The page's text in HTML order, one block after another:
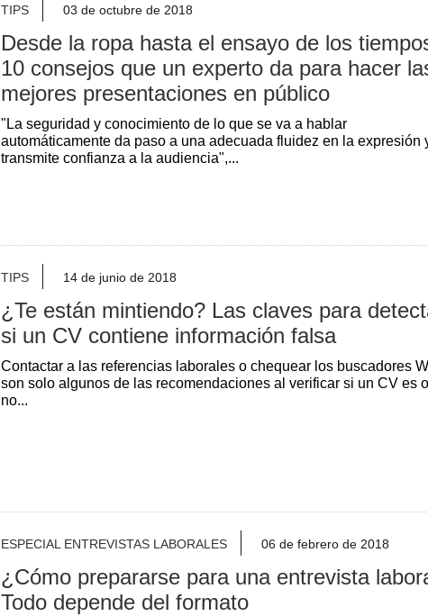
TIPS 03 de octubre de 2018
Desde la ropa hasta el ensayo de los
10 consejos que un experto da para hacer
mejores presentaciones en público
"La seguridad y conocimiento de lo que se va a hablar
automáticamente da paso a una adecuada fluidez en la expresión
transmite confianza a la audiencia",...
TIPS 14 de junio de 2018
¿Te están mintiendo? Las claves para
si un CV contiene información falsa
Contactar a las referencias laborales o chequear los buscadores
son solo algunos de las recomendaciones al verificar si un CV es o
no...
ESPECIAL ENTREVISTAS LABORALES 06 de febrero de 2018
¿Cómo prepararse para una entrevista
Todo depende del formato